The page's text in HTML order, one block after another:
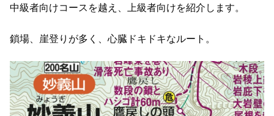
中級者向けコースを越え、上級者向けを紹介します。
鎖場、崖登りが多く、心臓ドキドキなルート。